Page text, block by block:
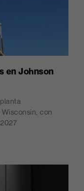
en Johnson
con